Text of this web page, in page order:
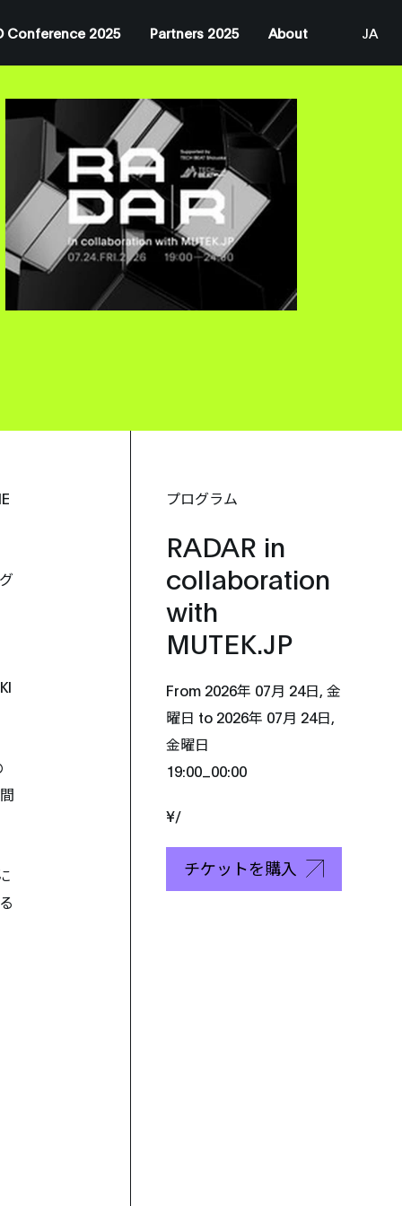
Conference 2025 Partners 2025 About
JA
プログラム
RADAR in
collaboration
with
MUTEK.JP
From 2026年 07月 24日, 金
曜日 to 2026年 07月 24日,
金曜日
19:00_ 00:00
¥/
チケットを購入